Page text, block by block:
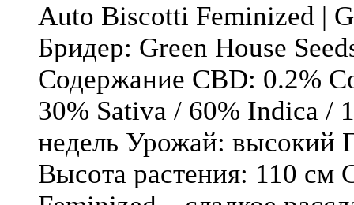
Auto Biscotti Feminized |
Бридер: Green House
Содержание CBD: 0.2%
30% Sativa / 60% Indica /
недель Урожай: высокий
Высота растения: 110 см